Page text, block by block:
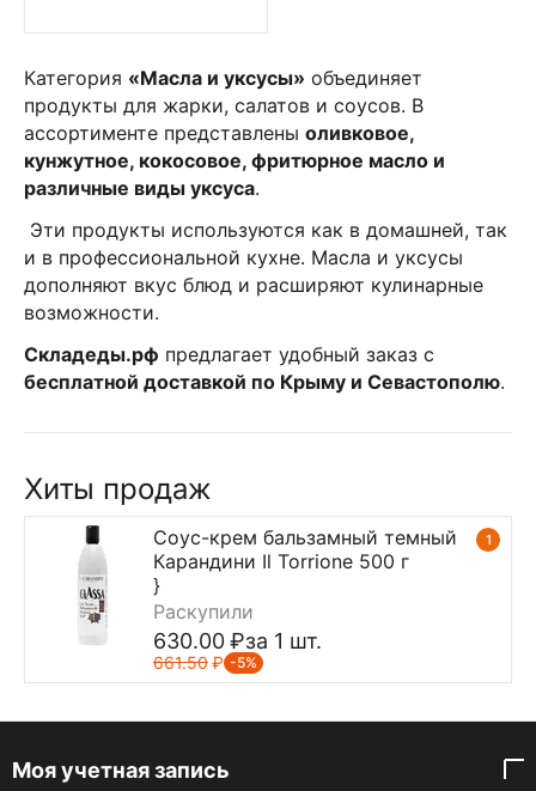
Категория «Масла и уксусы» объединяет
продукты для жарки, салатов и соусов. В
ассортименте представлены оливковое,
кунжутное, кокосовое, фритюрное масло и
различные виды уксуса.
Эти продукты используются как в домашней, так
и в профессиональной кухне. Масла и уксусы
дополняют вкус блюд и расширяют кулинарные
возможности.
Складеды.рф предлагает удобный заказ с
бесплатной доставкой по Крыму и Севастополю.
Хиты продаж
1
Соус-крем бальзамный темный
Карандини Il Torrione 500 г
}
Раскупили
630.00₽за 1 шт.
661.50₽ -5%
Моя учетная запись